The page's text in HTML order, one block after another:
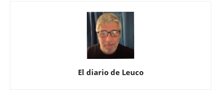
El diario de Leuco